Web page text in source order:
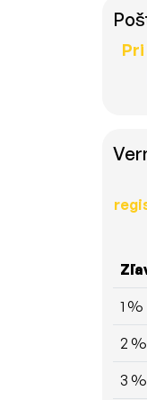
1 %
2 %
3 %